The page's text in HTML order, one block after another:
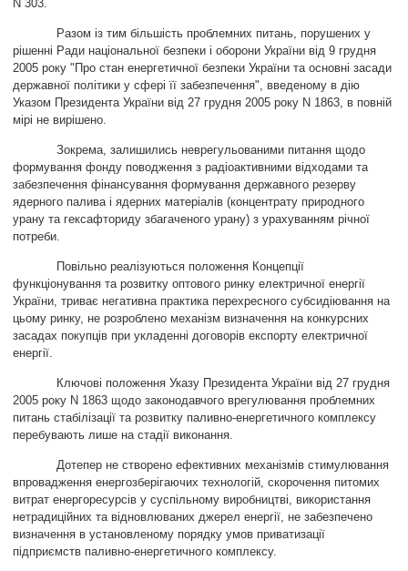
N 303.
Разом із тим більшість проблемних питань, порушених у
рішенні Ради національної безпеки і оборони України від 9 грудня
2005 року "Про стан енергетичної безпеки України та основні засади
державної політики у сфері її забезпечення", введеному в дію
Указом Президента України від 27 грудня 2005 року N 1863, в повній
мірі не вирішено.
Зокрема, залишились неврегульованими питання щодо
формування фонду поводження з радіоактивними відходами та
забезпечення фінансування формування державного резерву
ядерного палива і ядерних матеріалів (концентрату природного
урану та гексафториду збагаченого урану) з урахуванням річної
потреби.
Повільно реалізуються положення Концепції
функціонування та розвитку оптового ринку електричної енергії
України, триває негативна практика перехресного субсидіювання на
цьому ринку, не розроблено механізм визначення на конкурсних
засадах покупців при укладенні договорів експорту електричної
енергії.
Ключові положення Указу Президента України від 27 грудня
2005 року N 1863 щодо законодавчого врегулювання проблемних
питань стабілізації та розвитку паливно-енергетичного комплексу
перебувають лише на стадії виконання.
Дотепер не створено ефективних механізмів стимулювання
впровадження енергозберігаючих технологій, скорочення питомих
витрат енергоресурсів у суспільному виробництві, використання
нетрадиційних та відновлюваних джерел енергії, не забезпечено
визначення в установленому порядку умов приватизації
підприємств паливно-енергетичного комплексу.